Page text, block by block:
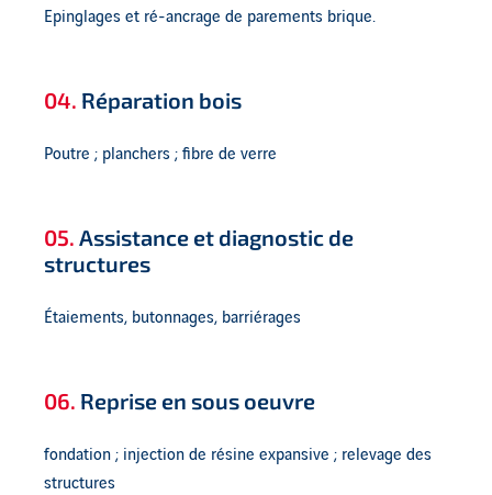
Epinglages et ré-ancrage de parements brique.
04. Réparation bois
Poutre ; planchers ; fibre de verre
05. Assistance et diagnostic de
structures
Étaiements, butonnages, barriérages
06. Reprise en sous oeuvre
fondation ; injection de résine expansive ; relevage des
structures